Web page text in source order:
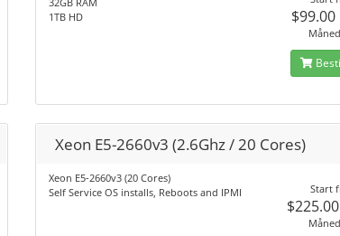
1TB HD
$99.00
Xeon E5-2660v3 (2.6Ghz / 20 Cores)
Xeon E5-2660v3 (20 Cores)
Self Service OS installs, Reboots and IPMI
Start